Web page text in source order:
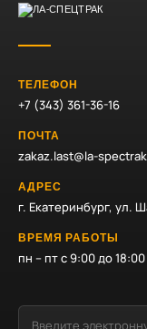
ТЕЛЕФОН
+7 (343) 361-36-16
ПОЧТА
zakaz.last@la-
АДРЕС
г. Екатеринбург, ул.
ВРЕМЯ РАБОТЫ
пн – пт с 9:00 до 18:00